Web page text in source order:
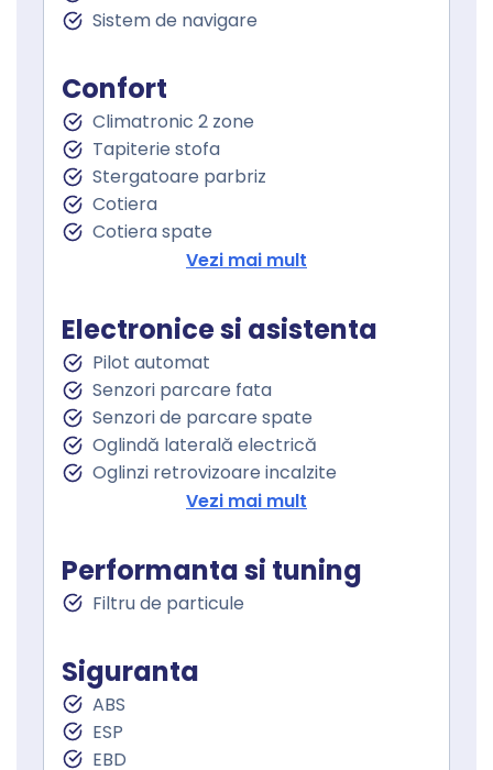
Sistem de navigare
Confort
Climatronic 2 zone
Tapiterie stofa
Stergatoare parbriz
Cotiera
Cotiera spate
Volan de piele
Keyless go
Pornire motor Keyless
Senzor ploaie
Geamuri fata electrice
Geamuri spate electrice
Geamuri cu tenta
Vezi mai mult
Electronice si asistenta
Pilot automat
Senzori parcare fata
Senzori de parcare spate
Oglindă laterală electrică
Oglinzi retrovizoare incalzite
Oglinzi exterioare rabatabile electric
Controlul tractiunii
Asistent staionare in rampa
Lumini de zi
Stopuri LED
Sistem Start Stop
Senzori presiune roti
Frana parcare electrica
Vezi mai mult
Performanta si tuning
Filtru de particule
Siguranta
ABS
ESP
EBD